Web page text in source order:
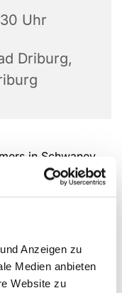
Anzeigen zu
Medien anbieten
Website zu
Uhr
Driburg,
in Schwaney